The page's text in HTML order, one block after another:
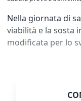
Nella giornata di
viabilità e la sosta
modificata per lo